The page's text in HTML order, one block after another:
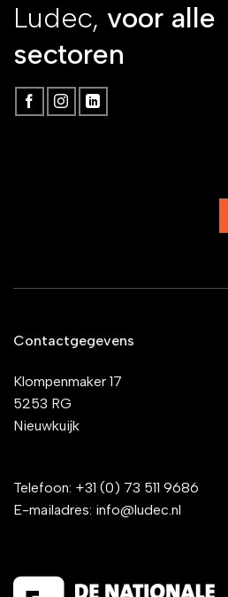
Ludec, voor alle
sectoren
Contactgegevens
Klompenmaker 17
5253 RG
Nieuwkuijk
Telefoon: +31 (0) 73 511 9686
E-mailadres: info@ludec.nl